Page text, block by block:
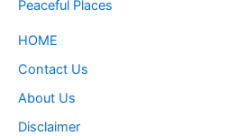
Peaceful Places
HOME
Contact Us
About Us
Disclaimer